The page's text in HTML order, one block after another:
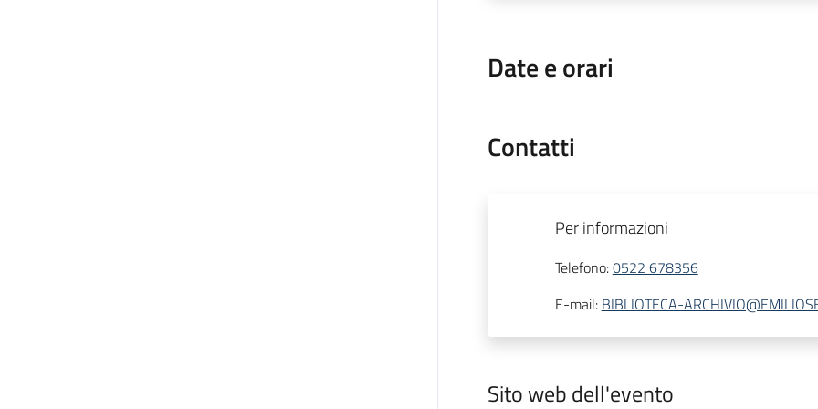
Date e orari
Contatti
Per informazioni
Telefono:0522 678356
E-mail: BIBLIOTECA-
Sito web dell'evento